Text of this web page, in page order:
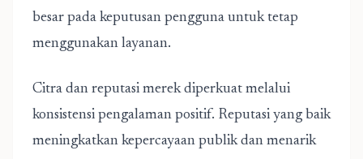
besar pada keputusan pengguna untuk tetap
menggunakan layanan.
Citra dan reputasi merek diperkuat melalui
konsistensi pengalaman positif. Reputasi yang baik
meningkatkan kepercayaan publik dan menarik